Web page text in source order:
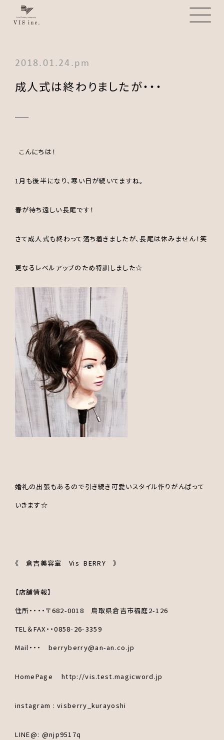
2018.01.24.pm
成人式は終わりましたが・・・
こんにちは！
1月も後半になり、寒い日が続いてますね。
春が待ち遠しい長尾です！
さて成人式も終わって落ち着きましたが、長尾は休みません！笑
更なるレベルアップのため特訓しました☆
婚礼の出張もあるので引き続き可愛いスタイル作りがんばって
いきます☆
《 倉吉美容室 Vis BERRY 》
【店舗情報】
住所・・・・〒682-0018 鳥取県倉吉市福庭2-126
TEL＆FAX・・0858-26-3359
Mail・・・ berryberry@an-an.co.jp
HomePage http://vis.test.magicword.jp
instagram : visberry_kurayoshi
LINE@: @njp9517q